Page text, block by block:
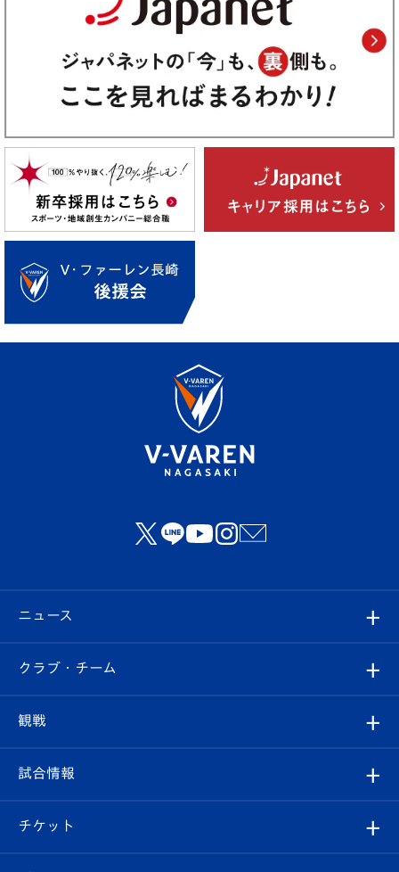
ニュース
すべて
クラブ
試合情報
クラブ・チーム
クラブ概要
エンブレム紹介
観戦
観戦ルール
はじめての観戦ガイド
試合情報
試合日程/結果
チケット